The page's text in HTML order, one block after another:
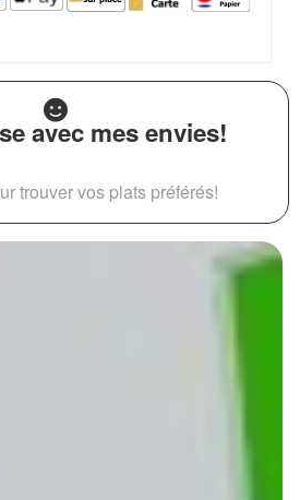
avec mes envies!
trouver vos plats préférés!